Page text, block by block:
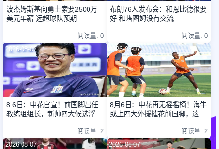
波杰姆斯基向勇士索要2500万
美元年薪 远超球队预期
阅读量: 0
布朗76人发布会：和恩比德很要
好 和塔图姆没有交流
阅读量: 0
2026-08-07
8.6日：申花官宣！前国脚出任
教练组组长，新帅四大候选浮
阅读量: 2
2026-08-07
8月6日：申花再无摇摇椅！海牛
或上四大外援摧花前国脚，这套
阅读量: 2
2026-08-07
2026-08-07